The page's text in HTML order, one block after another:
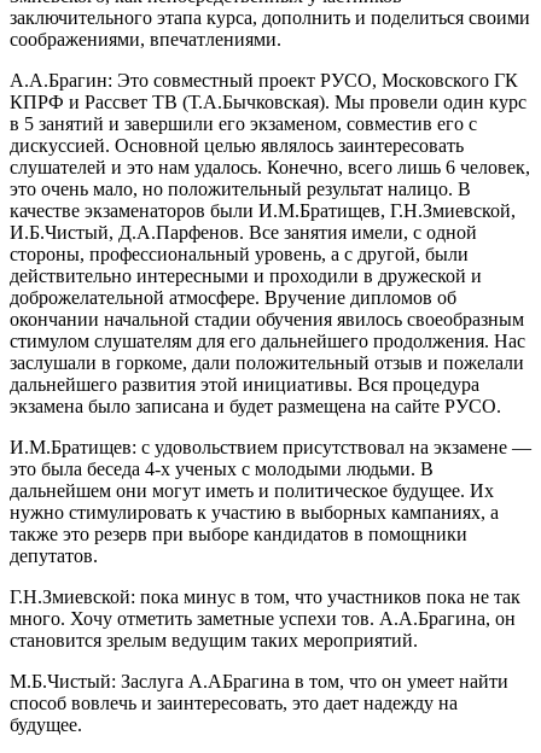
заключительного этапа курса, дополнить и поделиться своими
соображениями, впечатлениями.
А.А.Брагин: Это совместный проект РУСО, Московского ГК
КПРФ и Рассвет ТВ (Т.А.Бычковская). Мы провели один курс
в 5 занятий и завершили его экзаменом, совместив его с
дискуссией. Основной целью являлось заинтересовать
слушателей и это нам удалось. Конечно, всего лишь 6 человек,
это очень мало, но положительный результат налицо. В
качестве экзаменаторов были И.М.Братищев, Г.Н.Змиевской,
И.Б.Чистый, Д.А.Парфенов. Все занятия имели, с одной
стороны, профессиональный уровень, а с другой, были
действительно интересными и проходили в дружеской и
доброжелательной атмосфере. Вручение дипломов об
окончании начальной стадии обучения явилось своеобразным
стимулом слушателям для его дальнейшего продолжения. Нас
заслушали в горкоме, дали положительный отзыв и пожелали
дальнейшего развития этой инициативы. Вся процедура
экзамена было записана и будет размещена на сайте РУСО.
И.М.Братищев: с удовольствием присутствовал на экзамене —
это была беседа 4-х ученых с молодыми людьми. В
дальнейшем они могут иметь и политическое будущее. Их
нужно стимулировать к участию в выборных кампаниях, а
также это резерв при выборе кандидатов в помощники
депутатов.
Г.Н.Змиевской: пока минус в том, что участников пока не так
много. Хочу отметить заметные успехи тов. А.А.Брагина, он
становится зрелым ведущим таких мероприятий.
М.Б.Чистый: Заслуга А.АБрагина в том, что он умеет найти
способ вовлечь и заинтересовать, это дает надежду на
будущее.